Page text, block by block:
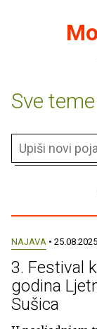
Sve teme
NAJAVA •
3. Festival
godina
Sušica